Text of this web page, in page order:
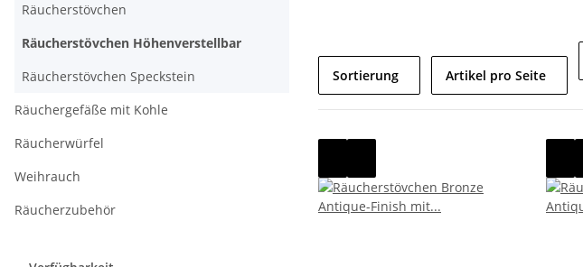
Sortierung Artikel pro Seite
Räucherstövchen
Räucherstövchen Höhenverstellbar
Räucherstövchen Speckstein
Räuchergefäße mit Kohle
Räucherwürfel
Weihrauch
Räucherzubehör